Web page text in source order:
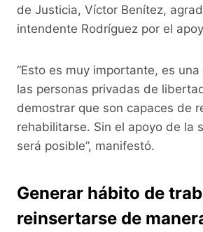
de Justicia, Víctor Benítez,
intendente Rodríguez por el
“Esto es muy importante, es
las personas privadas de
demostrar que son capaces de
rehabilitarse. Sin el apoyo de la
será posible”, manifestó.
Generar hábito de
reinsertarse de